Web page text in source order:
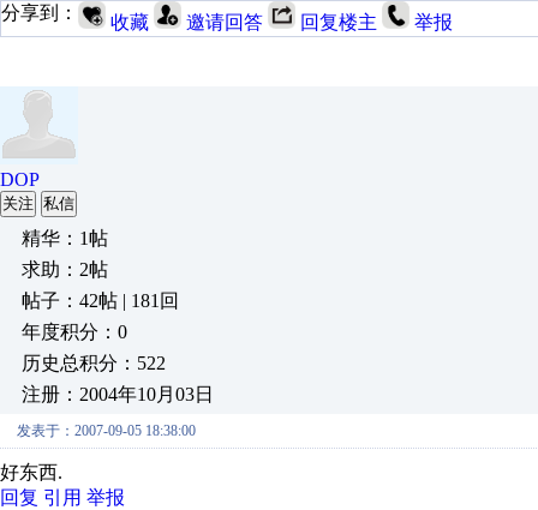
分享到：
收藏 邀请回答 回复楼主 举报
DOP
关注 私信
精华：1帖
求助：2帖
帖子：42帖 | 181回
年度积分：0
历史总积分：522
注册：2004年10月03日
发表于：2007-09-05 18:38:00
好东西.
回复 引用 举报